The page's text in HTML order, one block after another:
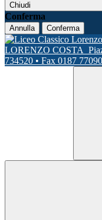
Chiudi
Conferma
Annulla Conferma
LORENZO COSTA
734520 • Fax 0187